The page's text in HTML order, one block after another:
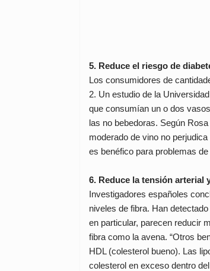
5. Reduce el riesgo de
Los consumidores de
2. Un estudio de la
que consumían un o dos
las no bebedoras. Según
moderado de vino no
es benéfico para problemas
6. Reduce la tensión arterial
Investigadores españoles
niveles de fibra. Han
en particular, parecen reducir
fibra como la avena. “Otros
HDL (colesterol bueno). Las
colesterol en exceso dentro